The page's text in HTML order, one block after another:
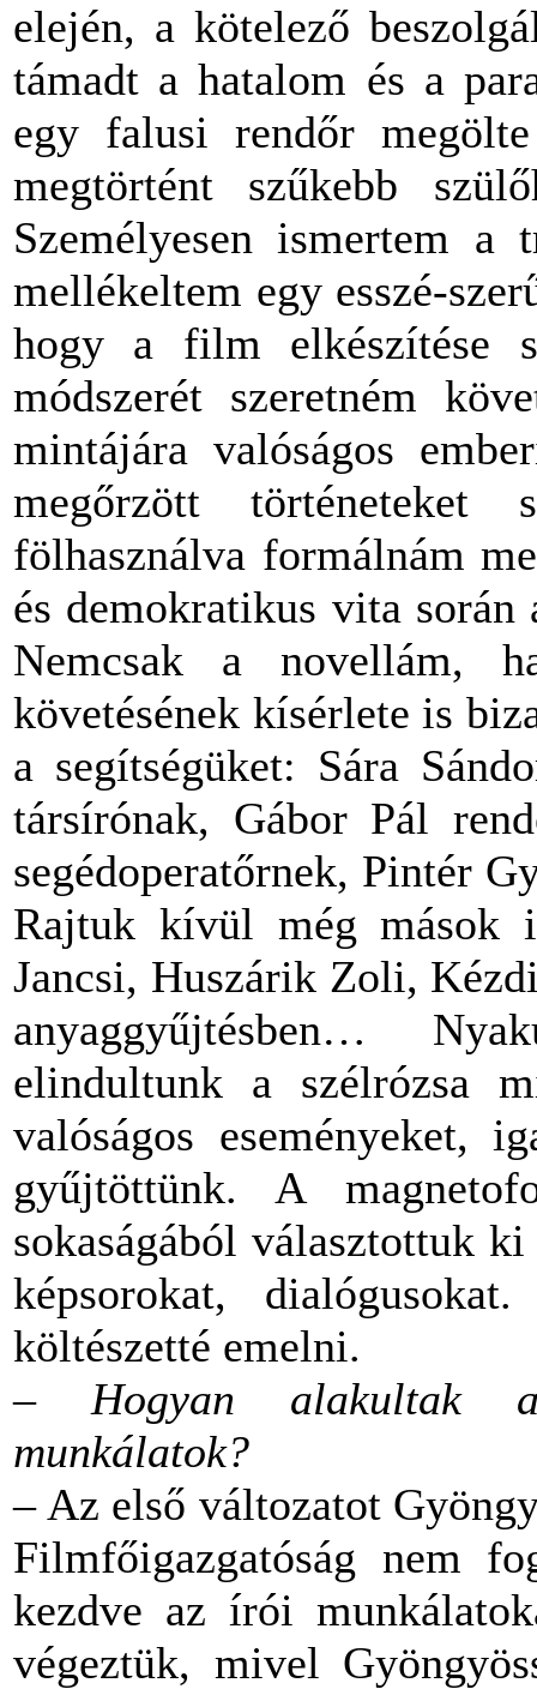
elején, a kötelező
támadt a hatalom és a
egy falusi rendőr
megtörtént szűkebb
Személyesen ismertem a
mellékeltem egy esszé-
hogy a film elkészítése
módszerét szeretném
mintájára valóságos
megőrzött történeteket
fölhasználva formálnám
és demokratikus vita
Nemcsak a novellám,
követésének kísérlete is
a segítségüket: Sára
társírónak, Gábor Pál
segédoperatőrnek, Pintér
Rajtuk kívül még mások
Jancsi, Huszárik Zoli,
anyaggyűjtésben…
elindultunk a szélrózsa
valóságos eseményeket,
gyűjtöttünk. A
sokaságából választottuk
képsorokat,
költészetté emelni.
– Hogyan alakultak a
munkálatok?
– Az első változatot
Filmfőigazgatóság nem
kezdve az írói
végeztük, mivel